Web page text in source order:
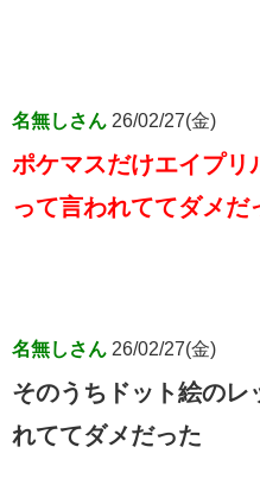
名無しさん 26/02/27(金)
ポケマスだけエイプリ
って言われててダメだ
名無しさん 26/02/27(金)
そのうちドット絵のレ
れててダメだった